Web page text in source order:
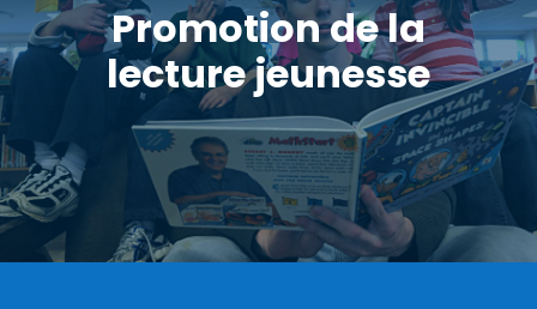
Promotion de la
lecture jeunesse